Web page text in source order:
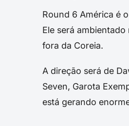
Round 6 América é
Ele será
fora da Coreia.
A direção será de
Seven, Garota
está gerando